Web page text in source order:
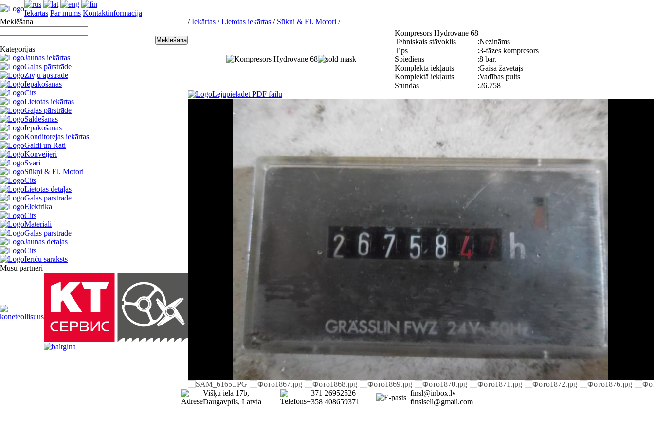
Iekārtas Par mums Kontaktinformācija
Meklēšana
Kategorijas
Jaunas iekārtas
Gaļas pārstrāde
Zivju apstrāde
Iepakošanas
Cits
Lietotas iekārtas
Gaļas pārstrāde
Saldēšanas
Iepakošanas
Konditorejas iekārtas
Galdi un Rati
Konveijeri
Svari
Sūkņi & El. Motori
Cits
Lietotas detaļas
Gaļas pārstrāde
Elektrika
Cits
Materiāli
Gaļas pārstrāde
Jaunas detaļas
Cits
Ierīču saraksts
Mūsu partneri
/Iekārtas /Lietotas iekārtas / Sūkņi & El. Motori /
Kompresors Hydrovane 68
Tehniskais stāvoklis
:Nezināms
Tips
:3-fāzes kompresors
Spiediens
:8 bar.
Komplektā iekļauts
:Gaisa žāvētājs
Komplektā iekļauts
:Vadības pults
Stundas
:26.758
Lejupielādēt PDF failu
Višķu iela 17b,
Daugavpils, Latvia
+371 26952526
+358 408659371
finsl@inbox.lv
finslsell@gmail.com